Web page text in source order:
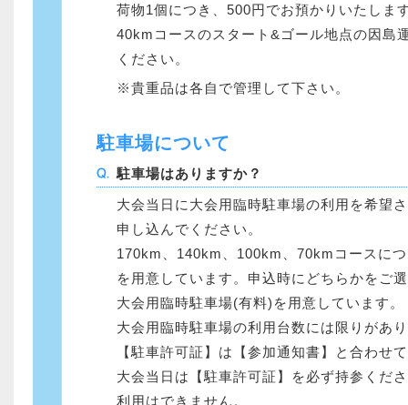
荷物1個につき、500円でお預かりいたしま
40kmコースのスタート&ゴール地点の因島
ください。
貴重品は各自で管理して下さい。
駐車場について
駐車場はありますか？
大会当日に大会用臨時駐車場の利用を希望
申し込んでください。
170km、140km、100km、70kmコースに
を用意しています。申込時にどちらかをご
大会用臨時駐車場(有料)を用意しています。
大会用臨時駐車場の利用台数には限りがあ
【駐車許可証】は【参加通知書】と合わせ
大会当日は【駐車許可証】を必ず持参くだ
利用はできません。